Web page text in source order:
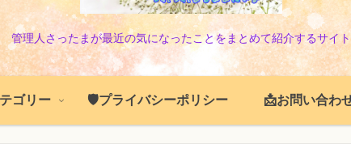
管理人さったまが最近の気になったことをまとめて紹介するサイト
ゴリー 🛡️プライバシーポリシー 📩お問い合わ